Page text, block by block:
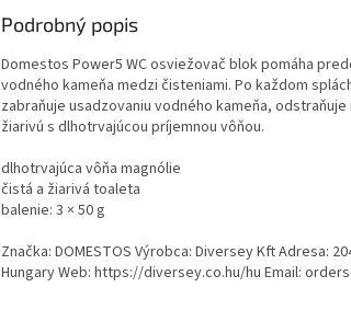
Podrobný popis
Domestos Power5 WC osviežovač blok pomáha
vodného kameňa medzi čisteniami. Po každom
zabraňuje usadzovaniu vodného kameňa,
žiarivú s dlhotrvajúcou príjemnou vôňou.
dlhotrvajúca vôňa magnólie
čistá a žiarivá toaleta
balenie: 3 × 50 g
Značka: DOMESTOS Výrobca: Diversey Kft Adresa:
Hungary Web: https://diversey.co.hu/hu Email: